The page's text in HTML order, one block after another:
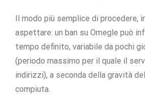
Il modo più semplice di procedere,
aspettare: un ban su Omegle può
tempo definito, variabile da pochi
(periodo massimo per il quale il
indirizzi), a seconda della gravità
compiuta.